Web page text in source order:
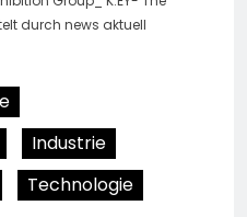
durch news aktuell
Industrie
Technologie